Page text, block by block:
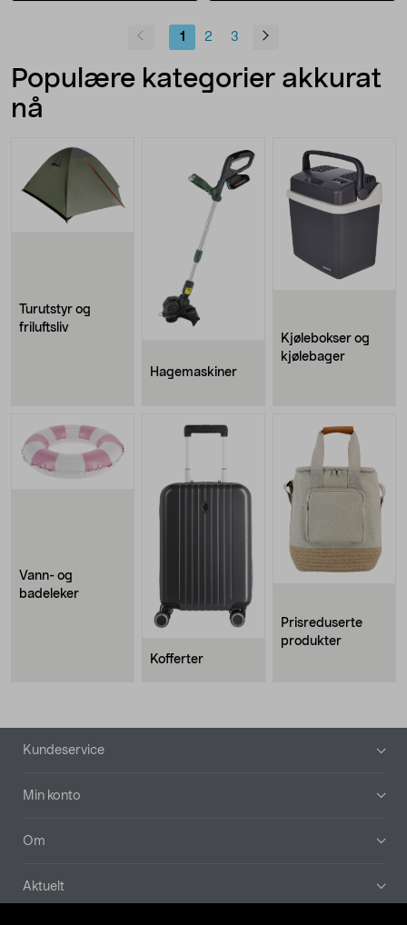
1 2 3
Populære kategorier akkurat
nå
Turutstyr og
friluftsliv
Hagemaskiner
Kjølebokser og
kjølebager
Vann- og
badeleker
Kofferter
Prisreduserte
produkter
Bunntekst
Kundeservice
Min konto
Om
Aktuelt